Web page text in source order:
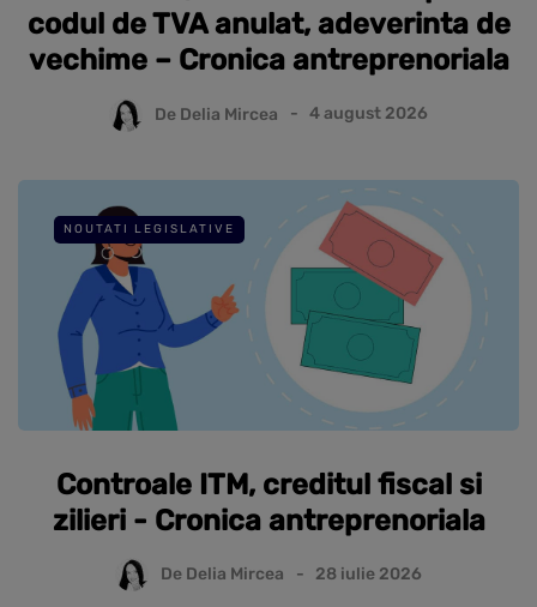
codul de TVA anulat, adeverinta de
vechime – Cronica antreprenoriala
De Delia Mircea 4 august 2026
NOUTATI LEGISLATIVE
Controale ITM, creditul fiscal si
zilieri - Cronica antreprenoriala
De Delia Mircea 28 iulie 2026